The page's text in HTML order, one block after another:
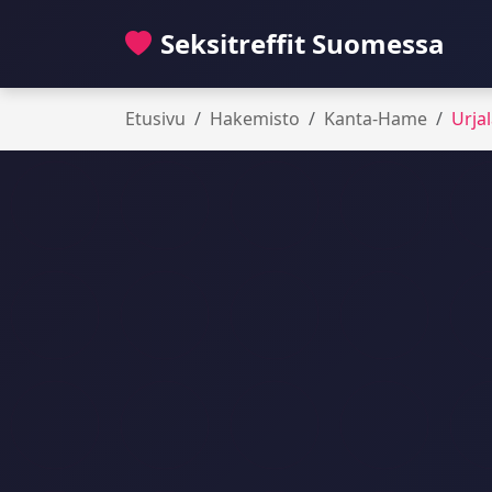
Seksitreffit Suomessa
Etusivu Hakemisto Kanta-Hame